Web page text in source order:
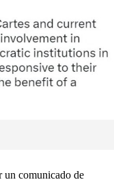
un comunicado de